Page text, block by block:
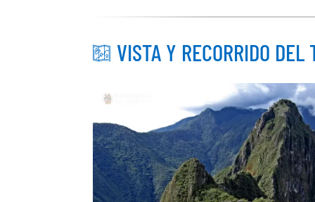
VISTA Y RECORRIDO DEL